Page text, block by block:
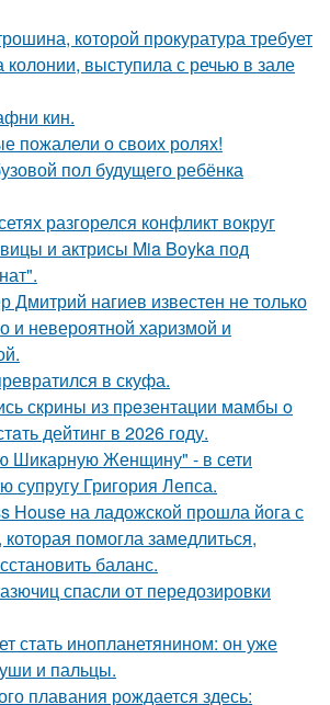
которой прокуратура требует
колонии, выступила с речью в зале
кин.
пожалели о своих ролях!
пол будущего ребёнка
разгорелся конфликт вокруг
и актрисы Mia Boyka под
Дмитрий нагиев известен не только
и невероятной харизмой и
в скуфа.
скрины из пpeзентации мамбы o
дейтинг в 2026 году.
Шикарную Женщину" - в сети
Григория Лепса.
House на ладожской прошла йога с
помогла замедлиться,
баланс.
спасли от передозировки
стать инопланетянином: он уже
и пальцы.
плавания рождается здесь: